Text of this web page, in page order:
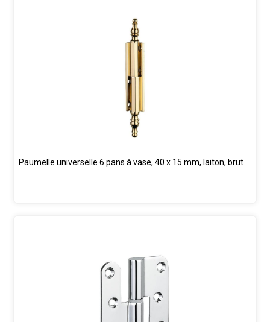
Paumelle universelle 6 pans à vase, 40 x 15 mm, laiton, brut